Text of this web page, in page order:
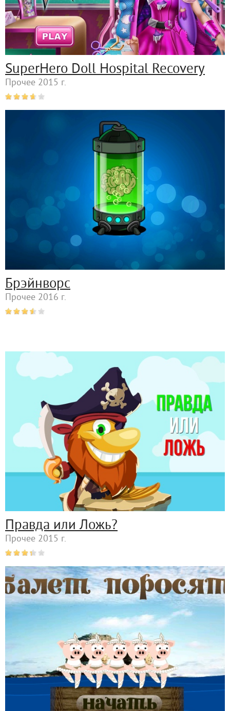
SuperHero Doll Hospital Recovery
Прочее 2015 г.
Брэйнворс
Прочее 2016 г.
Правда или Ложь?
Прочее 2015 г.